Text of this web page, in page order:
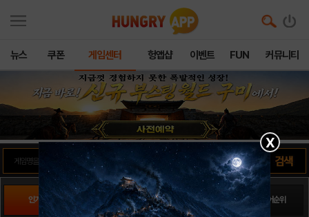
뉴스 쿠폰 게임센터 헝앱샵 이벤트 FUN 커뮤니티
인기게임 팬사이트순위 PLAY스토어순위 앱스토어순위
X